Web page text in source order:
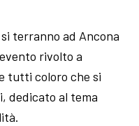
si terranno ad Ancona
rivolto a
tutti coloro che si
dedicato al tema